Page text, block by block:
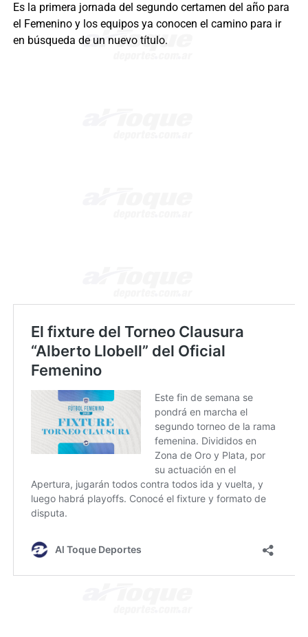
Es la primera jornada del segundo certamen del año para
el Femenino y los equipos ya conocen el camino para ir
en búsqueda de un nuevo título.